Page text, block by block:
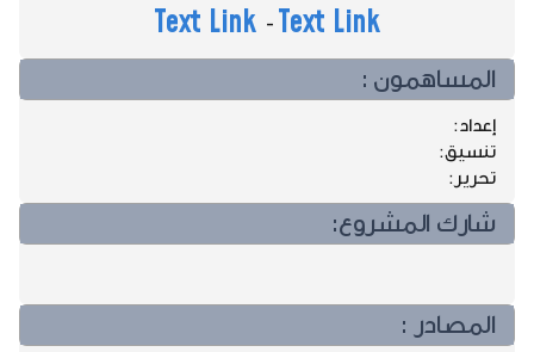
Text Link
-
Text Link
المساهمون :
إعداد:
تنسيق:
تحرير:
شارك المشروع:
المصادر :